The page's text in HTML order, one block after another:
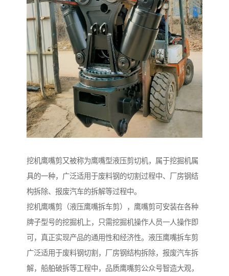
挖机鹰嘴剪又被称为鹰嘴型液压剪切机，属于挖掘机属
具的一种，广泛适用于废料钢的切割过程中、厂房钢结
构拆除、报废汽车的拆解等过程中。
挖机鹰嘴剪（液压鹰嘴拆车剪），鹰嘴剪可安装在各种
牌子型号的挖掘机上，只需挖掘机操作人员一人操作即
可，真正实现产品的通用性和经济性。液压鹰嘴拆车剪
广泛适用于废料钢切割，厂房钢结构拆除，报废汽车拆
解，船舶破拆等工程中，品质鹰嘴剪公众号智造大观，